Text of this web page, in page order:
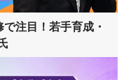
注目！若手育成・